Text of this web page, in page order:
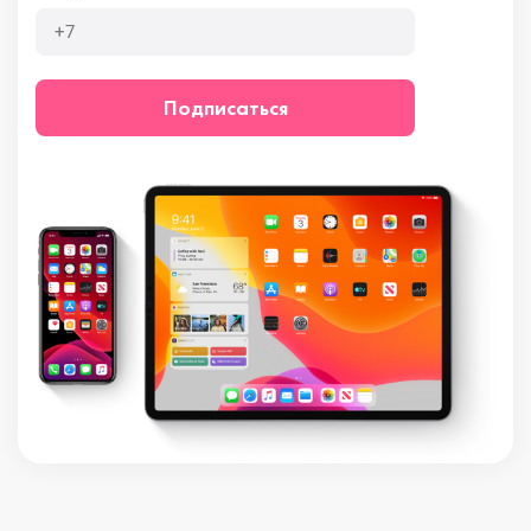
Подписаться